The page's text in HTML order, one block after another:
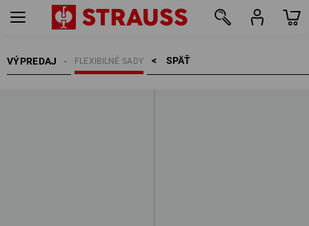
VÝPREDAJ SPÄŤ    >
FLEXIBILNÉ SADY